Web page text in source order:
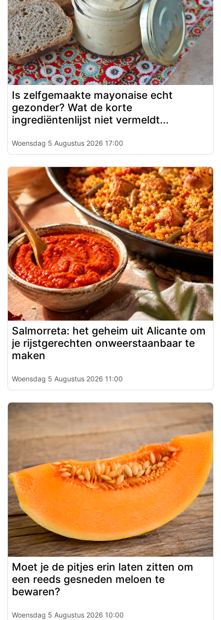
Is zelfgemaakte mayonaise echt
gezonder? Wat de korte
ingrediëntenlijst niet vermeldt...
Woensdag 5 Augustus 2026 17:00
Salmorreta: het geheim uit Alicante om
je rijstgerechten onweerstaanbaar te
maken
Woensdag 5 Augustus 2026 11:00
Moet je de pitjes erin laten zitten om
een reeds gesneden meloen te
bewaren?
Woensdag 5 Augustus 2026 10:00